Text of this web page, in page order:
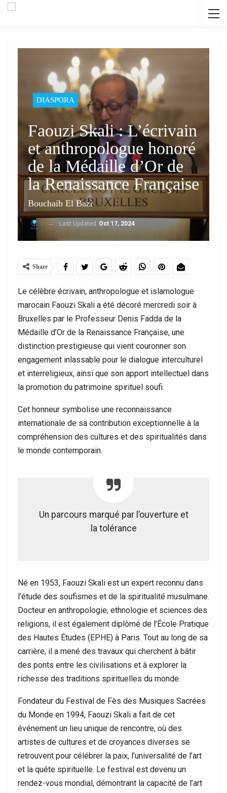
DIASPORA
Faouzi Skali : L’écrivain
et anthropologue honoré
de la Médaille d’Or de
la Renaissance Française
Bouchaib El Bazi
Last Updated Oct 17, 2024
Share
Le célèbre écrivain, anthropologue et islamologue
marocain Faouzi Skali a été décoré mercredi soir à
Bruxelles par le Professeur Denis Fadda de la
Médaille d’Or de la Renaissance Française, une
distinction prestigieuse qui vient couronner son
engagement inlassable pour le dialogue interculturel
et interreligieux, ainsi que son apport intellectuel dans
la promotion du patrimoine spirituel soufi.
Cet honneur symbolise une reconnaissance
internationale de sa contribution exceptionnelle à la
compréhension des cultures et des spiritualités dans
le monde contemporain.
Un parcours marqué par l’ouverture et
la tolérance
Né en 1953, Faouzi Skali est un expert reconnu dans
l’étude des soufismes et de la spiritualité musulmane.
Docteur en anthropologie, ethnologie et sciences des
religions, il est également diplômé de l’École Pratique
des Hautes Études (EPHE) à Paris. Tout au long de sa
carrière, il a mené des travaux qui cherchent à bâtir
des ponts entre les civilisations et à explorer la
richesse des traditions spirituelles du monde.
Fondateur du Festival de Fès des Musiques Sacrées
du Monde en 1994, Faouzi Skali a fait de cet
événement un lieu unique de rencontre, où des
artistes de cultures et de croyances diverses se
retrouvent pour célébrer la paix, l’universalité de l’art
et la quête spirituelle. Le festival est devenu un
rendez-vous mondial, démontrant la capacité de l’art